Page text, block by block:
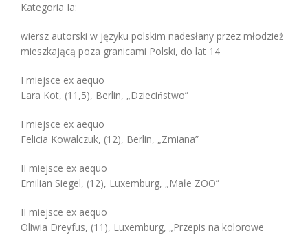
Kategoria Ia:
wiersz autorski w języku polskim nadesłany przez młodzież
mieszkającą poza granicami Polski, do lat 14
I miejsce ex aequo
Lara Kot, (11,5), Berlin, „Dzieciństwo”
I miejsce ex aequo
Felicia Kowalczuk, (12), Berlin, „Zmiana”
II miejsce ex aequo
Emilian Siegel, (12), Luxemburg, „Małe ZOO”
II miejsce ex aequo
Oliwia Dreyfus, (11), Luxemburg, „Przepis na kolorowe